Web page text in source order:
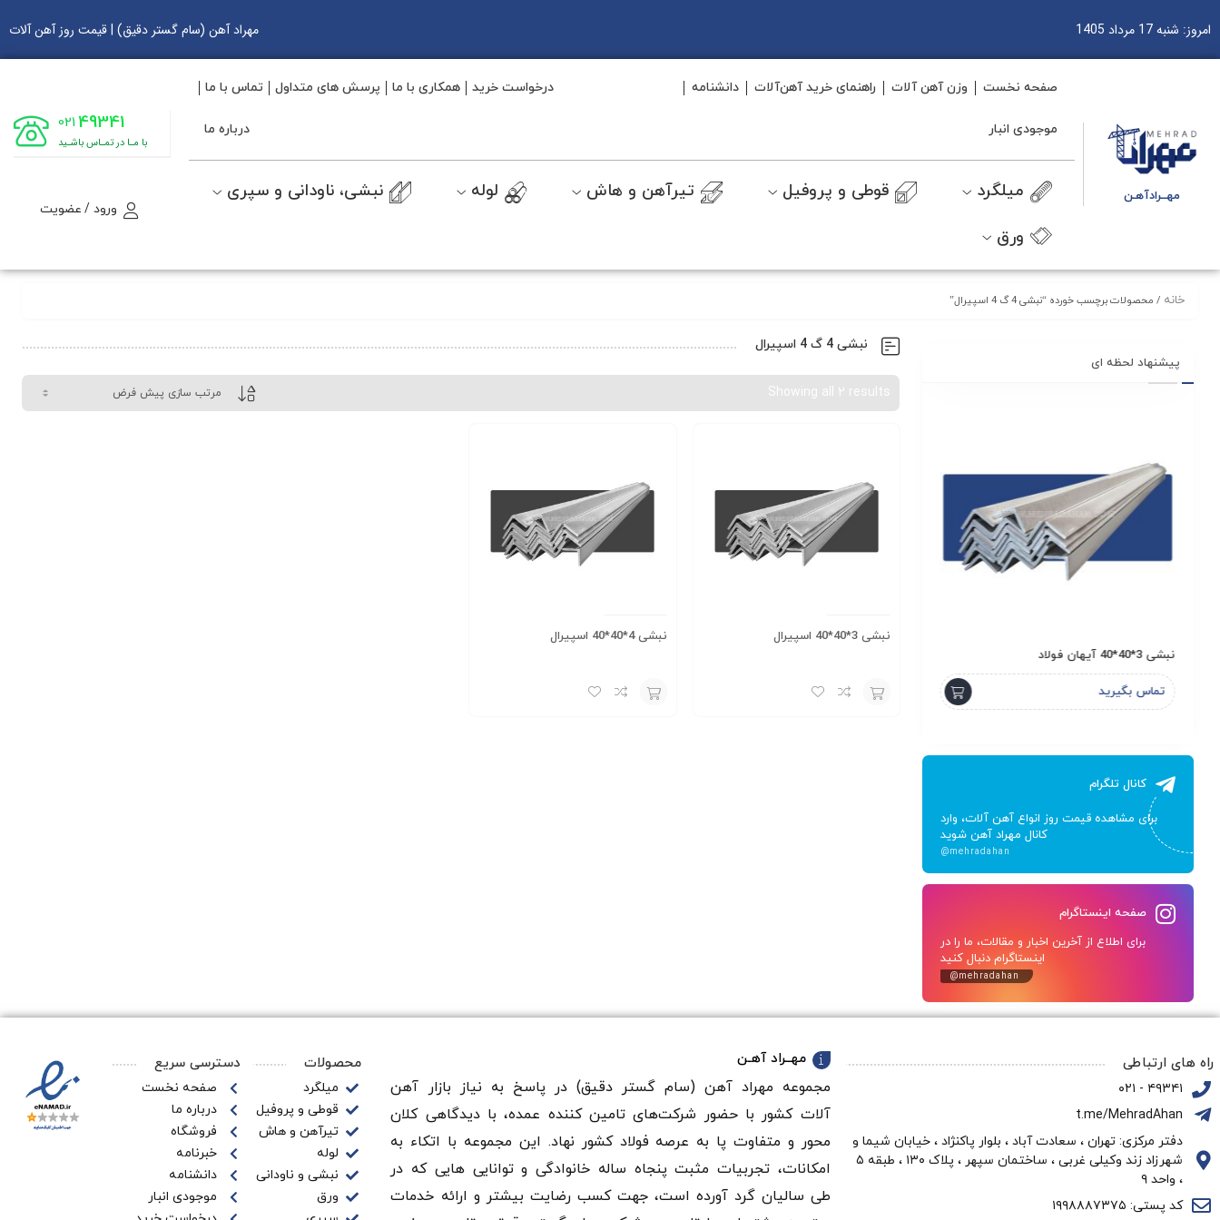
امروز: شنبه 17 مرداد 1405 مهراد آهن (سام گستر دقیق) | قیمت روز آهن آلات
مهــرادآهـن
صفحه نخست وزن آهن آلات راهنمای خرید آهن‌آلات دانشنامه
موجودی انبار
درخواست خرید همکاری با ما پرسش های متداول تماس با ما
درباره ما
میلگرد قوطی و پروفیل تیرآهن و هاش لوله نبشی، ناودانی و سپری
ورق
49341
021
با مـا در تمـاس باشـید
ورود / عضویت
خانه / محصولات برچسب خورده “نبشی 4 گ 4 اسپیرال”
نبشی 4 گ 4 اسپیرال
Showing all 2 results
نبشی 3*40*40 اسپیرال نبشی 4*40*40 اسپیرال
پیشنهاد لحظه ای
نبشی 3*40*40 آیهان فولاد
تماس بگیرید تماس بگیرید
کانال تلگرام
برای مشاهده قیمت روز انواع آهن آلات، وارد
کانال مهراد آهن شوید
@mehradahan
صفحه اینستاگرام
برای اطلاع از آخرین اخبار و مقالات، ما را در
اینستاگرام دنبال کنید
@mehradahan
راه های ارتباطی
۴۹۳۴۱ - ۰۲۱
t.me/MehradAhan
دفتر مرکزی: تهران ، سعادت آباد ، بلوار پاکنژاد ، خیابان شیما و
شهرزاد زند وکیلی غربی ، ساختمان سپهر ، پلاک ۱۳۰ ، طبقه ۵
، واحد ۹
کد پستی: ۱۹۹۸۸۸۷۳۷۵
مهــراد آهـن
مجموعه مهراد آهن (سام گستر دقيق) در پاسخ به نیاز بازار آهن‌
آلات کشور با حضور شرکت‌های تامین کننده عمده، با دیدگاهی کلان
محور و متفاوت پا به عرصه فولاد کشور نهاد. این مجموعه با اتکاء به
امکانات، تجربیات مثبت پنجاه ساله خانوادگی و توانایی هایی که در
طی سالیان گرد آورده است، جهت کسب رضایت بیشتر و ارائه خدمات
محصولات
میلگرد
قوطی و پروفیل
تیرآهن و هاش
لوله
نبشی و ناودانی
ورق
دسترسی سریع
صفحه نخست
درباره ما
فروشگاه
خبرنامه
دانشنامه
موجودی انبار